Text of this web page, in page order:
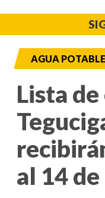
AGUA POTABLE
Lista
al 14